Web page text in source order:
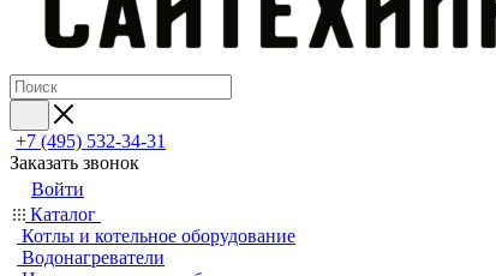
+7 (495) 532‑34‑31
Заказать звонок
Войти
Каталог
Котлы и котельное оборудование
Водонагреватели